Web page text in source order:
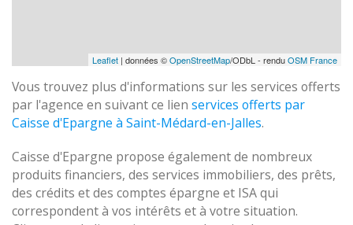
Leaflet | données ©OpenStreetMap/ODbL - renduOSM France
Vous trouvez plus d'informations sur les services offerts
par l'agence en suivant ce lien services offerts par
Caisse d'Epargne à Saint-Médard-en-Jalles.
Caisse d'Epargne propose également de nombreux
produits financiers, des services immobiliers, des prêts,
des crédits et des comptes épargne et ISA qui
correspondent à vos intérêts et à votre situation.